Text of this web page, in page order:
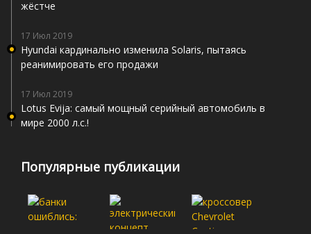
жёстче
17 Июл 2019
Hyundai кардинально изменила Solaris, пытаясь
реанимировать его продажи
17 Июл 2019
Lotus Evija: самый мощный серийный автомобиль в
мире 2000 л.с.!
Популярные публикации